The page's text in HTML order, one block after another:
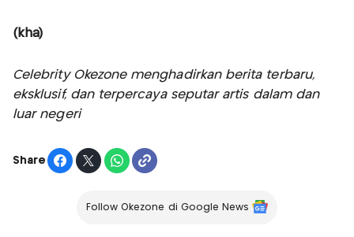
(kha)
Celebrity Okezone menghadirkan berita terbaru,
eksklusif, dan terpercaya seputar artis dalam dan
luar negeri
Share
Follow Okezone di Google News